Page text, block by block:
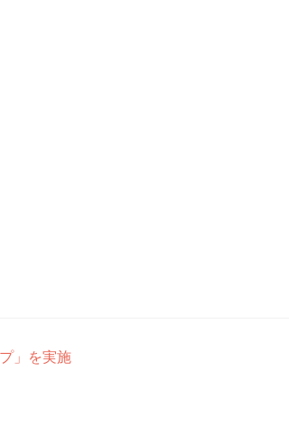
」を実施